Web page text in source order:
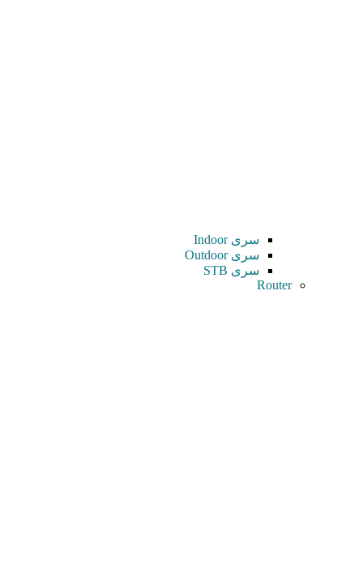
سری Indoor
سری Outdoor
سری STB
Router